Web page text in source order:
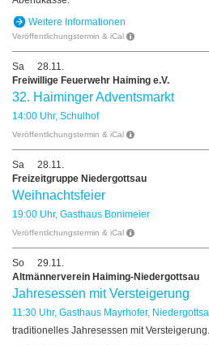
Weitere Informationen
Veröffentlichungstermin & iCal
Sa
28.11.
Freiwillige Feuerwehr Haiming e.V.
32. Haiminger Adventsmarkt
14:00 Uhr, Schulhof
Veröffentlichungstermin & iCal
Sa
28.11.
Freizeitgruppe Niedergottsau
Weihnachtsfeier
19:00 Uhr, Gasthaus Bonimeier
Veröffentlichungstermin & iCal
So
29.11.
Altmännerverein Haiming-Niedergottsau
Jahresessen mit Versteigerung
11:30 Uhr, Gasthaus Mayrhofer,
traditionelles Jahresessen mit Versteigerung.